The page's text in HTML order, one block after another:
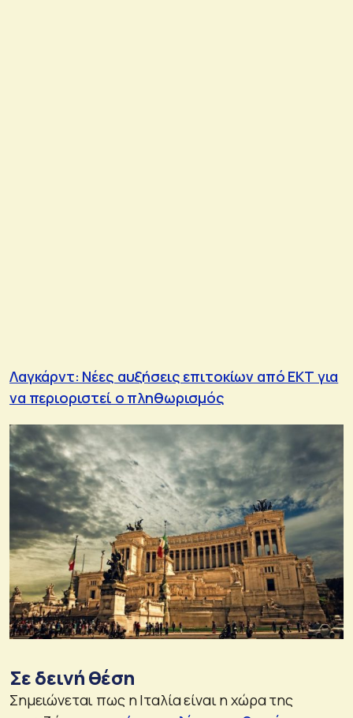
Λαγκάρντ: Νέες αυξήσεις επιτοκίων από ΕΚΤ για
να περιοριστεί ο πληθωρισμός
Σε δεινή θέση
Σημειώνεται πως η Ιταλία είναι η χώρα της